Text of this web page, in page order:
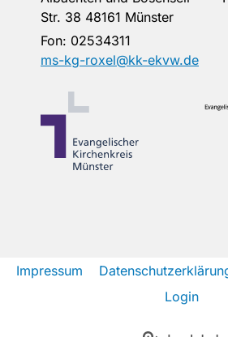
Str. 38 48161 Münster
Fon: 02534311
ms-kg-roxel@kk-ekvw.de
Impressum
Login